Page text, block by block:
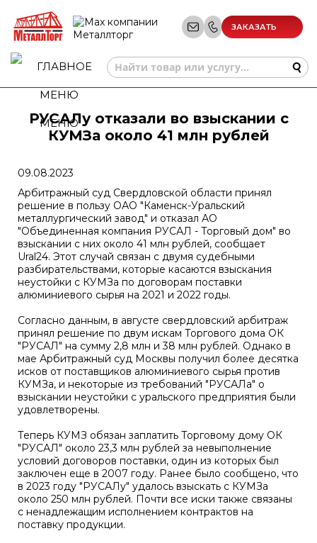
ЗАКАЗАТЬ
МЕНЮ
РУСАЛу отказали во взыскании с
КУМЗа около 41 млн рублей
09.08.2023
Арбитражный суд Свердловской области принял
решение в пользу ОАО "Каменск-Уральский
металлургический завод" и отказал АО
"Объединенная компания РУСАЛ - Торговый дом" во
взыскании с них около 41 млн рублей, сообщает
Ural24. Этот случай связан с двумя судебными
разбирательствами, которые касаются взыскания
неустойки с КУМЗа по договорам поставки
алюминиевого сырья на 2021 и 2022 годы.
Согласно данным, в августе свердловский арбитраж
принял решение по двум искам Торгового дома ОК
"РУСАЛ" на сумму 2,8 млн и 38 млн рублей. Однако в
мае Арбитражный суд Москвы получил более десятка
исков от поставщиков алюминиевого сырья против
КУМЗа, и некоторые из требований "РУСАЛа" о
взыскании неустойки с уральского предприятия были
удовлетворены.
Теперь КУМЗ обязан заплатить Торговому дому ОК
"РУСАЛ" около 23,3 млн рублей за невыполнение
условий договоров поставки, один из которых был
заключен еще в 2007 году. Ранее было сообщено, что
в 2023 году "РУСАЛу" удалось взыскать с КУМЗа
около 250 млн рублей. Почти все иски также связаны
с ненадлежащим исполнением контрактов на
поставку продукции.